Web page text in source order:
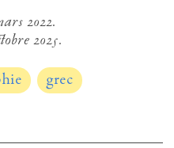
2022.
2025.
grec